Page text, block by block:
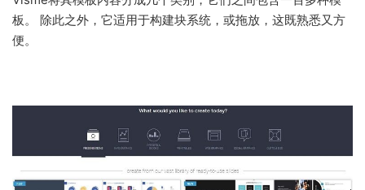
板。 除此之外，它适用于构建块系统，或拖放，这既熟悉又方
便。